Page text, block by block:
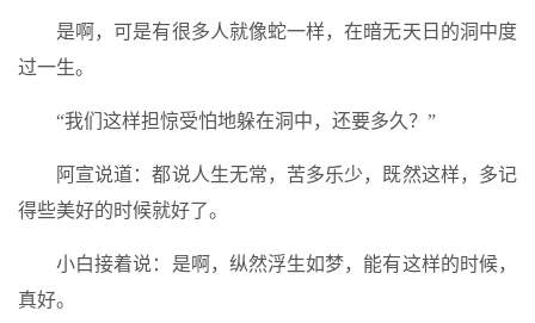
是啊，可是有很多人就像蛇一样，在暗无天日的洞中度
过一生。
“我们这样担惊受怕地躲在洞中，还要多久？”
阿宣说道：都说人生无常，苦多乐少，既然这样，多记
得些美好的时候就好了。
小白接着说：是啊，纵然浮生如梦，能有这样的时候，
真好。